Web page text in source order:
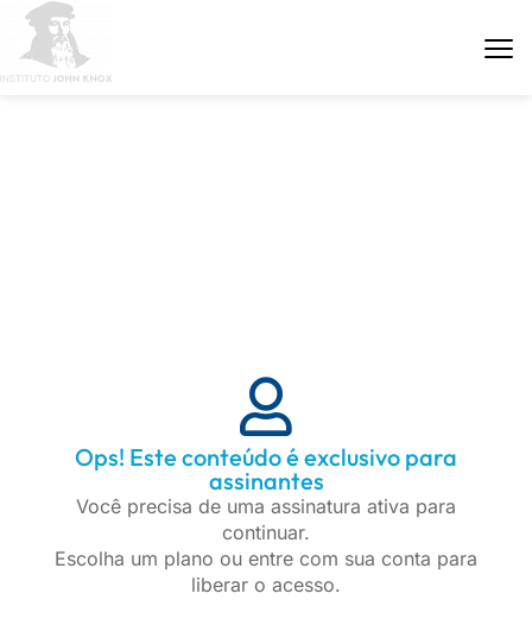
Ops! Este conteúdo é exclusivo para
assinantes
Você precisa de uma assinatura ativa para
continuar.
Escolha um plano ou entre com sua conta para
liberar o acesso.